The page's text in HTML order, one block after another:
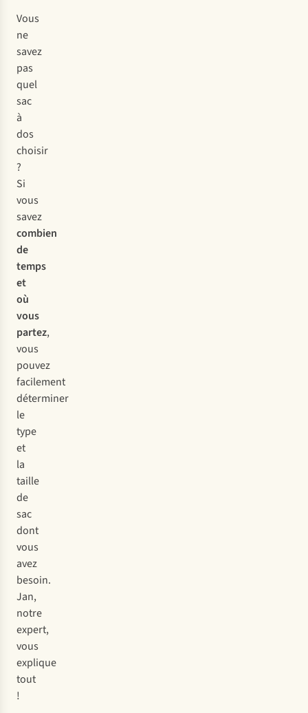
Vous
ne
savez
pas
quel
sac
à
dos
choisir
?
Si
vous
savez
combien
de
temps
et
où
vous
partez,
vous
pouvez
facilement
déterminer
le
type
et
la
taille
de
sac
dont
vous
avez
besoin.
Jan,
notre
expert,
vous
explique
tout
!